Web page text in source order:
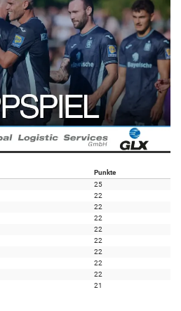
Punkte
25
22
22
22
22
22
22
22
22
21